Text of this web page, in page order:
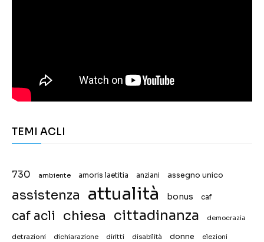
TEMI ACLI
730 ambiente amoris laetitia anziani assegno unico
assistenza attualità bonus caf
caf acli chiesa cittadinanza democrazia
detrazioni dichiarazione diritti disabilità donne elezioni